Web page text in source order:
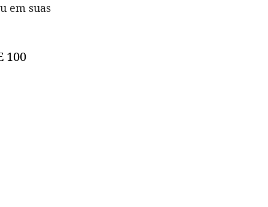
em suas
100